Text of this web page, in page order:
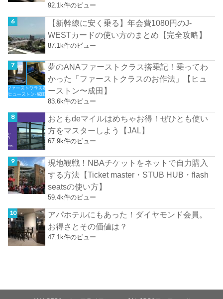
92.1k件のビュー
【新幹線に安く乗る】年会費1080円のJ-
WESTカードの使い方のまとめ【完全攻略】
87.1k件のビュー
夢のANAファーストクラス搭乗記！乗ってわ
かった「ファーストクラスのお作法」【ヒュ
ーストン〜成田】
83.6k件のビュー
おともdeマイルはめちゃお得！ぜひとも使い
方をマスターしよう【JAL】
67.9k件のビュー
現地観戦！NBAチケットをネットで自力購入
する方法【Ticket master・STUB HUB・flash
seatsの使い方】
59.4k件のビュー
アパホテルにもあった！ダイヤモンド会員。
お得さとその価値は？
47.1k件のビュー